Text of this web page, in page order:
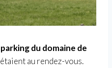
parking du domaine de
au rendez-vous.